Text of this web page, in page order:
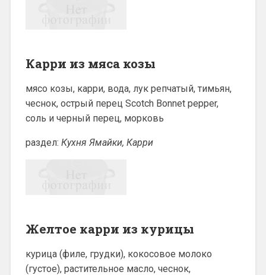
Карри из мяса козы
мясо козы, карри, вода, лук репчатый, тимьян,
чеснок, острый перец Scotch Bonnet pepper,
соль и черный перец, морковь
раздел: Кухня Ямайки, Карри
Желтое карри из курицы
курица (филе, грудки), кокосовое молоко
(густое), растительное масло, чеснок,